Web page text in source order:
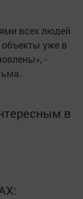
всех людей
уже в
-
в